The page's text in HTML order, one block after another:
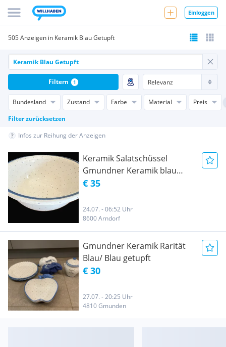
Einloggen
505 Anzeigen in Keramik Blau Getupft
Bundesland Zustand Farbe Material
Preis
Filter zurücksetzen
Filtern 1
Infos zur Reihung der Anzeigen
Keramik Salatschüssel
Gmundner Keramik blau
getupft
€ 35
24.07. - 06:52 Uhr
8600 Arndorf
Gmundner Keramik Rarität
Blau/ Blau getupft
€ 30
27.07. - 20:25 Uhr
4810 Gmunden